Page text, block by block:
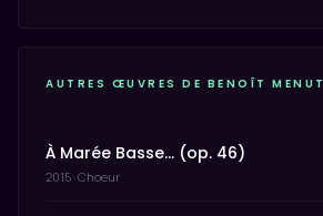
AUTRES ŒUVRES DE BENOÎT MENUT
À Marée Basse… (op. 46)
2015 · Choeur